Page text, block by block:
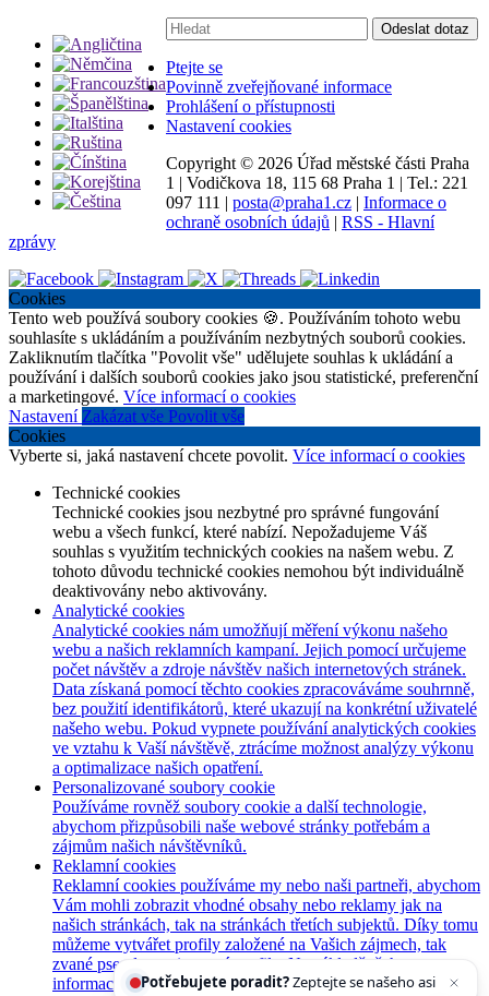
Vyhledávání:
Odeslat dotaz
Ptejte se
Povinně zveřejňované informace
Prohlášení o přístupnosti
Nastavení cookies
Copyright © 2026 Úřad městské části Praha
1 | Vodičkova 18, 115 68 Praha 1 | Tel.: 221
097 111 | posta@praha1.cz | Informace o
ochraně osobních údajů | RSS - Hlavní
zprávy
Cookies
Tento web používá soubory cookies 🍪. Používáním tohoto webu
souhlasíte s ukládáním a používáním nezbytných souborů cookies.
Zakliknutím tlačítka "Povolit vše" udělujete souhlas k ukládání a
používání i dalších souborů cookies jako jsou statistické, preferenční
a marketingové. Více informací o cookies
Nastavení Zakázat vše Povolit vše
Cookies
Vyberte si, jaká nastavení chcete povolit. Více informací o cookies
Technické cookies
Technické cookies jsou nezbytné pro správné fungování
webu a všech funkcí, které nabízí. Nepožadujeme Váš
souhlas s využitím technických cookies na našem webu. Z
tohoto důvodu technické cookies nemohou být individuálně
deaktivovány nebo aktivovány.
Analytické cookies
Analytické cookies nám umožňují měření výkonu našeho
webu a našich reklamních kampaní. Jejich pomocí určujeme
počet návštěv a zdroje návštěv našich internetových stránek.
Data získaná pomocí těchto cookies zpracováváme souhrnně,
bez použití identifikátorů, které ukazují na konkrétní uživatelé
našeho webu. Pokud vypnete používání analytických cookies
ve vztahu k Vaší návštěvě, ztrácíme možnost analýzy výkonu
a optimalizace našich opatření.
Personalizované soubory cookie
Používáme rovněž soubory cookie a další technologie,
abychom přizpůsobili naše webové stránky potřebám a
zájmům našich návštěvníků.
Reklamní cookies
Reklamní cookies používáme my nebo naši partneři, abychom
Vám mohli zobrazit vhodné obsahy nebo reklamy jak na
našich stránkách, tak na stránkách třetích subjektů. Díky tomu
můžeme vytvářet profily založené na Vašich zájmech, tak
zvané pseudonymizované profily. Na základě těchto
informací není zpravidla možná bezprostřední identifikace
Potřebujete poradit?
Zeptejte se našeho asistenta
Chettyho.